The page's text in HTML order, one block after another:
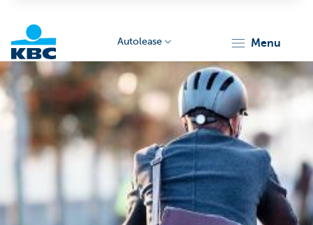
KBC
Autolease menu